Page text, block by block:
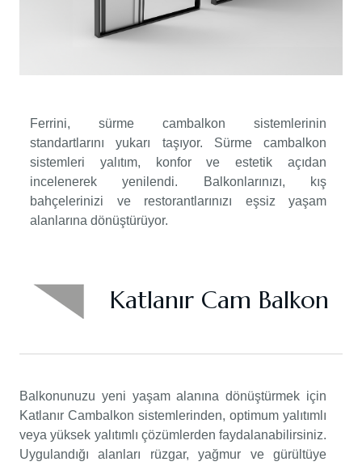
Ferrini, sürme cambalkon sistemlerinin
standartlarını yukarı taşıyor. Sürme cambalkon
sistemleri yalıtım, konfor ve estetik açıdan
incelenerek yenilendi. Balkonlarınızı, kış
bahçelerinizi ve restorantlarınızı eşsiz yaşam
alanlarına dönüştürüyor.
Katlanır Cam Balkon
Balkonunuzu yeni yaşam alanına dönüştürmek için
Katlanır Cambalkon sistemlerinden, optimum yalıtımlı
veya yüksek yalıtımlı çözümlerden faydalanabilirsiniz.
Uygulandığı alanları rüzgar, yağmur ve gürültüye